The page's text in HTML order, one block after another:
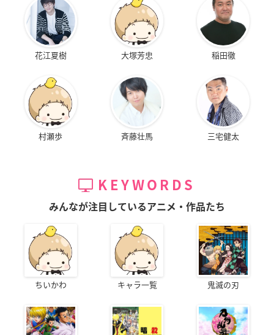
花江夏樹 大塚芳忠 稲田徹
村瀬歩 斉藤壮馬 三宅健太
KEYWORDS
みんなが注目しているアニメ・作品たち
ちいかわ キャラ一覧 鬼滅の刃